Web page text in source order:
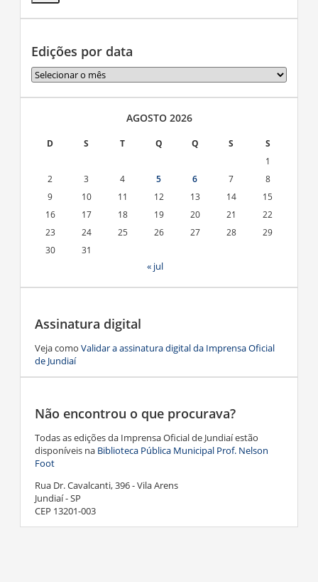
Edições por data
Edições
por
data
AGOSTO 2026
D S T Q Q S
S
1
2
3 4 5 6 7
8
9
10 11 12 13 14
15
16
17 18 19 20 21
22
23
24 25 26 27 28
29
30
31
« jul
Assinatura digital
Veja como Validar a assinatura digital da Imprensa Oficial
de Jundiaí
Não encontrou o que procurava?
Todas as edições da Imprensa Oficial de Jundiaí estão
disponíveis na Biblioteca Pública Municipal Prof. Nelson
Foot
Rua Dr. Cavalcanti, 396 - Vila Arens
Jundiaí - SP
CEP 13201-003